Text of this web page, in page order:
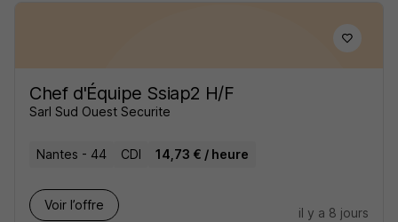
Chef d'Équipe Ssiap2 H/F
Sarl Sud Ouest Securite
Nantes - 44 CDI 14,73 € / heure
Voir l’offre
il y a 8 jours